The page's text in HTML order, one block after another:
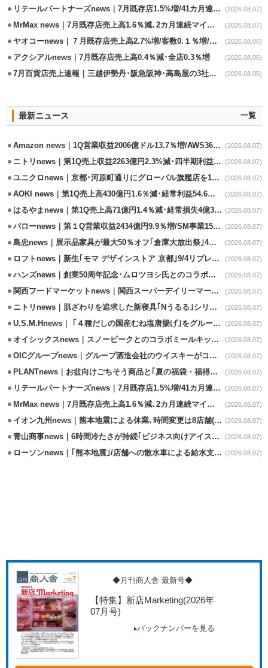
リテールパートナーズnews｜7月既存店1.5%増/41カ月連続増 (2026.08.07)
MrMax news｜7月既存店売上高1.6％減､2カ月連続マイナス (2026.08.07)
ヤオコーnews｜７月既存店売上高2.7%増/客数0.１％増/客単価2.6％増 (2026.08.06)
アクシアルnews｜7月既存店売上高0.4％減･全店0.3％増 (2026.08.06)
7月百貨店売上速報｜三越伊勢丹･阪急阪神･高島屋の3社は増収 (2026.08.05)
最新ニュース 一覧
Amazon news｜1Q営業収益2006億ドル13.7％増/AWS36.8％％増が貢献 (2026.08.07)
ニトリnews｜第1Q売上収益2263億円2.3%減･四半期利益1.4％減 (2026.08.07)
ユニクロnews｜京都･河原町通りにグローバル旗艦店を11/6開設 (2026.08.07)
AOKI news｜第1Q売上高430億円1.6％減･経常利益54.6％減 (2026.08.07)
はるやまnews｜第1Q売上高71億円1.4％減･経常損失4億3800万円 (2026.08.07)
バローnews｜第１Q営業収益2434億円9.9％増/SM事業15.5％増と絶好調 (2026.08.07)
島忠news｜展示品家具が最大50％オフ｢倉庫大放出祭｣4店舗限定で開催 (2026.08.07)
ロフトnews｜新生｢モマ デザインストア 京都｣9/4リプレイスオープン (2026.08.07)
ハンズnews｜創業50周年記念･ムロツヨシ氏とのコラボ企画｢ムロハンズ｣開催 (2026.08.07)
関西フードマーケットnews｜関西スーパーデイリーマート蒲生店8/7改装 (2026.08.07)
ニトリnews｜肌ざわりを追求した新寝具｢Nうるる｣シリーズを発売 (2026.08.07)
U.S.M.Hnews｜ ｢４種だしの国産むね塩唐揚げ｣をグループ610店で共同販促 (2026.08.07)
オイシックスnews｜スノーピークとのコラボミールキット8/13発売 (2026.08.07)
OICグループnews｜グループ酒造会社のウイスキーがコンペティション受賞 (2026.08.07)
PLANTnews｜お盆向けごちそう商品と｢夏の福袋・福得カート｣8/8から開催 (2026.08.07)
リテールパートナーズnews｜7月既存店1.5%増/41カ月連続増 (2026.08.07)
MrMax news｜7月既存店売上高1.6％減､2カ月連続マイナス (2026.08.07)
イオン九州news｜熊本地震による休業､時間変更は8店舗(8/7時点) (2026.08.07)
青山商事news｜6時間冷たさが持続｢ビジネス向けアイスベスト｣発売 (2026.08.07)
ローソンnews｜｢熊本地震｣/店舗への散水車による給水支援を開始 (2026.08.07)
◆月刊商人舎 最新号◆
【特集】新店Marketing(2026年
07月号)
バックナンバーを見る